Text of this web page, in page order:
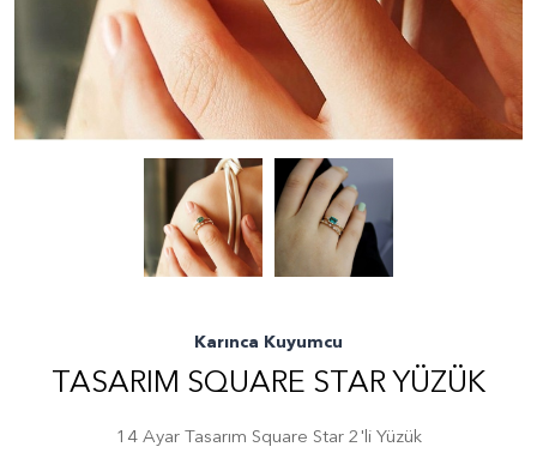
Karınca Kuyumcu
TASARIM SQUARE STAR YÜZÜK
14 Ayar Tasarım Square Star 2'li Yüzük